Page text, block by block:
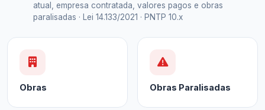
atual, empresa contratada, valores pagos e obras
paralisadas · Lei 14.133/2021 · PNTP 10.x
Obras Obras Paralisadas